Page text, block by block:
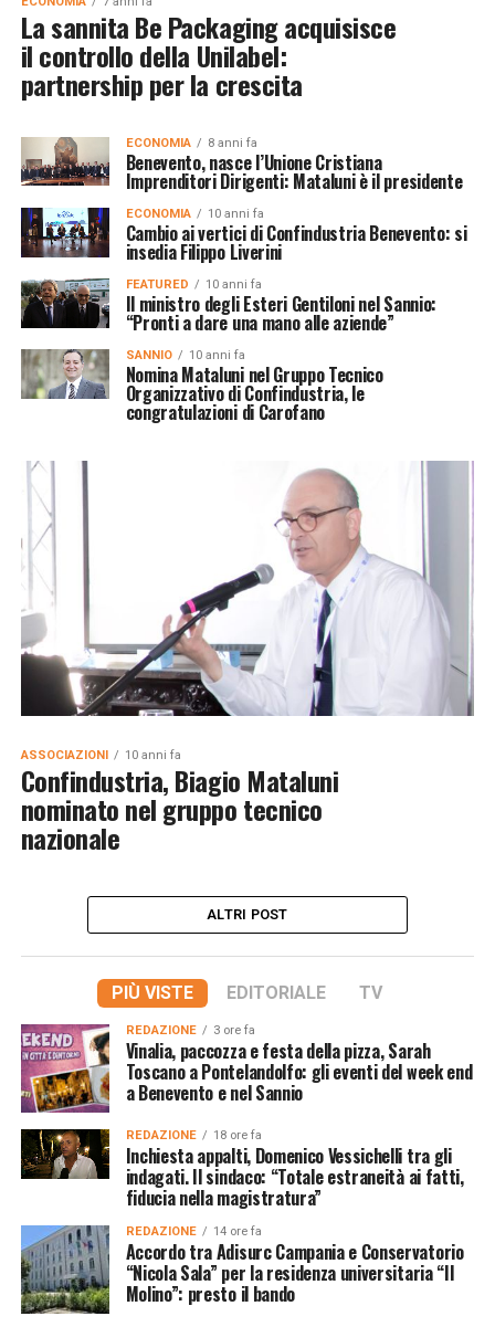
La sannita Be Packaging acquisisce
il controllo della Unilabel:
partnership per la crescita
ECONOMIA 8 anni fa
Benevento, nasce l’Unione Cristiana
Imprenditori Dirigenti: Mataluni è il presidente
ECONOMIA 10 anni fa
Cambio ai vertici di Confindustria Benevento: si
insedia Filippo Liverini
FEATURED 10 anni fa
Il ministro degli Esteri Gentiloni nel Sannio:
“Pronti a dare una mano alle aziende”
SANNIO 10 anni fa
Nomina Mataluni nel Gruppo Tecnico
Organizzativo di Confindustria, le
congratulazioni di Carofano
ASSOCIAZIONI 10 anni fa
Confindustria, Biagio Mataluni
nominato nel gruppo tecnico
nazionale
ALTRI POST
PIÙ VISTE EDITORIALE TV
REDAZIONE 3 ore fa
Vinalia, paccozza e festa della pizza, Sarah
Toscano a Pontelandolfo: gli eventi del week end
a Benevento e nel Sannio
REDAZIONE 18 ore fa
Inchiesta appalti, Domenico Vessichelli tra gli
indagati. Il sindaco: “Totale estraneità ai fatti,
fiducia nella magistratura”
REDAZIONE 14 ore fa
Accordo tra Adisurc Campania e Conservatorio
“Nicola Sala” per la residenza universitaria “Il
Molino”: presto il bando